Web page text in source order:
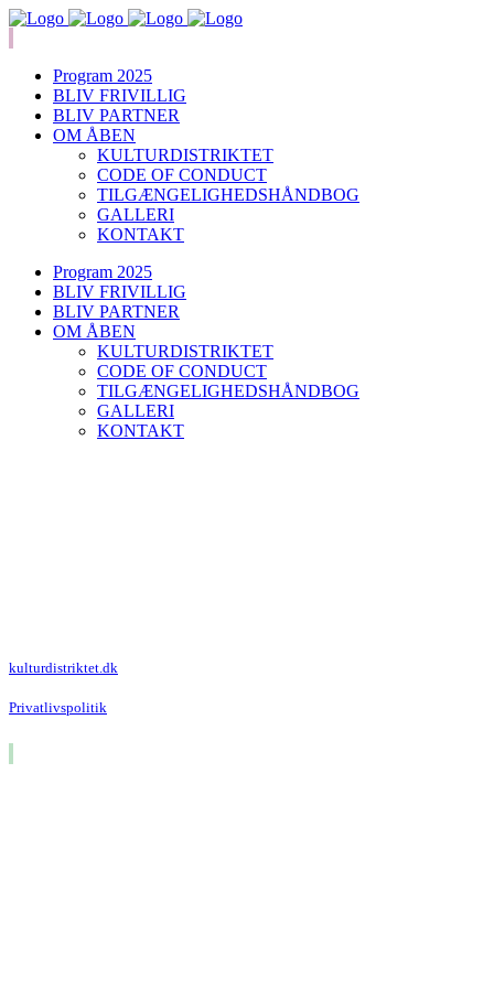
Program 2025
BLIV FRIVILLIG
BLIV PARTNER
OM ÅBEN
KULTURDISTRIKTET
CODE OF CONDUCT
TILGÆNGELIGHEDSHÅNDBOG
GALLERI
KONTAKT
Program 2025
BLIV FRIVILLIG
BLIV PARTNER
OM ÅBEN
KULTURDISTRIKTET
CODE OF CONDUCT
TILGÆNGELIGHEDSHÅNDBOG
GALLERI
KONTAKT
kulturdistriktet.dk
Privatlivspolitik